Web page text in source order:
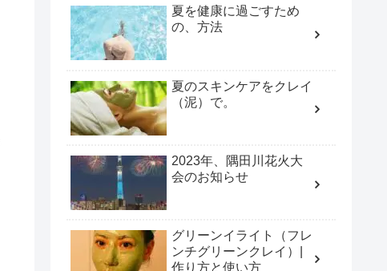
夏を健康に過ごすため
の、方法
夏のスキンケアをクレイ
（泥）で。
2023年、隅田川花火大
会のお知らせ
グリーンイライト（フレ
ンチグリーンクレイ）|
作り方と使い方